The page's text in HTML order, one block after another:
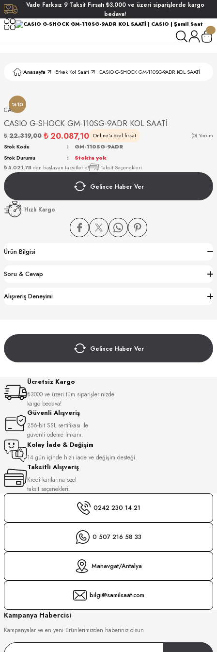
Vade Farksız 9 Taksit Fırsatı ₺3.000 ve üzeri siparişlerde kargo
bedava!
Anasayfa Erkek Kol Saati CASIO G-SHOCK GM-110SG-9ADR KOL SAATİ
%10
CASIO
CASIO G-SHOCK GM-110SG-9ADR KOL SAATİ
₺ 22.319,00 ₺ 20.087,10 Online'a özel fırsat (0) Yorum
₺ 5.021,78 den başlayan taksitlerle! Taksit Seçenekleri
Stok Kodu
GM-110SG-9ADR
Stok Durumu
Stokta yok
Gelince Haber Ver
Hızlı Kargo
Ürün Bilgisi
Soru & Cevap
Alışveriş Deneyimi
Gelince Haber Ver
Ücretsiz Kargo
₺3000 ve üzeri tüm siparişlerinizde
kargo bedava!
Güvenli Alışveriş
256-bit SSL sertifikası ile
güvenli ödeme imkanı.
Kolay İade & Değişim
14 gün içinde hızlı iade ve değişim desteği.
Taksitli Alışveriş
Kredi kartlarına özel
taksit seçenekleri.
0242 230 14 21
0 507 216 58 33
Manavgat/Antalya
bilgi@samilsaat.com
Kampanya Habercisi
Kampanyalar ve en yeni ürünlerimizden haberiniz olsun